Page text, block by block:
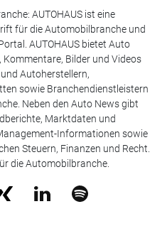
AUTOHAUS ist eine
für die Automobilbranche und
AUTOHAUS bietet Auto
Bilder und Videos
Autoherstellern,
sowie Branchendienstleistern
Neben den Auto News gibt
Marktdaten und
Informationen sowie
Steuern, Finanzen und Recht.
die Automobilbranche.